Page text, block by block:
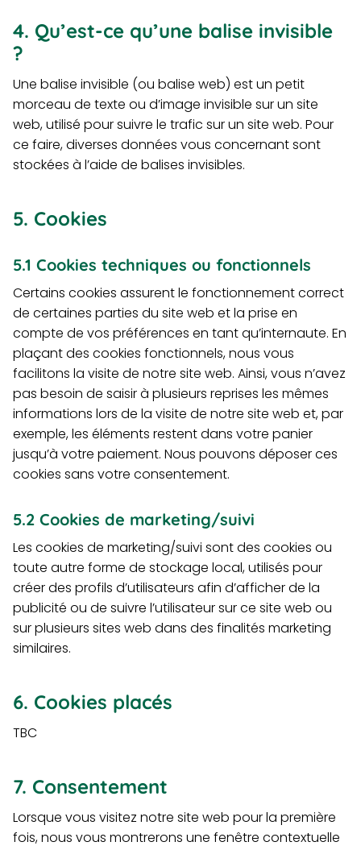
4. Qu’est-ce qu’une balise invisible
?
Une balise invisible (ou balise web) est un petit
morceau de texte ou d’image invisible sur un site
web, utilisé pour suivre le trafic sur un site web. Pour
ce faire, diverses données vous concernant sont
stockées à l’aide de balises invisibles.
5. Cookies
5.1 Cookies techniques ou fonctionnels
Certains cookies assurent le fonctionnement correct
de certaines parties du site web et la prise en
compte de vos préférences en tant qu’internaute. En
plaçant des cookies fonctionnels, nous vous
facilitons la visite de notre site web. Ainsi, vous n’avez
pas besoin de saisir à plusieurs reprises les mêmes
informations lors de la visite de notre site web et, par
exemple, les éléments restent dans votre panier
jusqu’à votre paiement. Nous pouvons déposer ces
cookies sans votre consentement.
5.2 Cookies de marketing/suivi
Les cookies de marketing/suivi sont des cookies ou
toute autre forme de stockage local, utilisés pour
créer des profils d’utilisateurs afin d’afficher de la
publicité ou de suivre l’utilisateur sur ce site web ou
sur plusieurs sites web dans des finalités marketing
similaires.
6. Cookies placés
TBC
7. Consentement
Lorsque vous visitez notre site web pour la première
fois, nous vous montrerons une fenêtre contextuelle